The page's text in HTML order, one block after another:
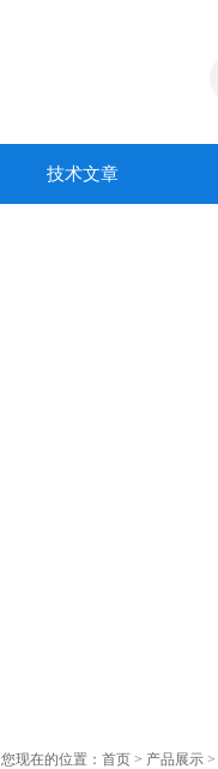
技术文章
您现在的位置： 首页 > 产品展示 >